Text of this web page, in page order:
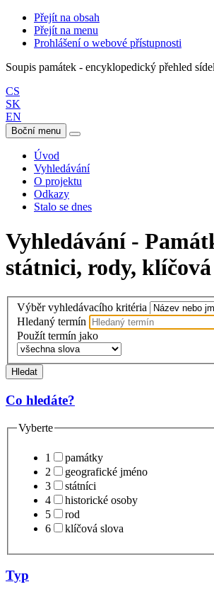
Přejít na obsah
Přejít na menu
Prohlášení o webové přístupnosti
Soupis památek - encyklopedický přehled sídel
CS
SK
EN
Boční menu
Úvod
Vyhledávání
O projektu
Odkazy
Stalo se dnes
Vyhledávání -
státnici, rody,
Výběr vyhledávacího kritéria
Hledaný termín
Použít termín jako
Hledat
Co hledáte?
Vyberte
1
památky
2
geografické jméno
3
státníci
4
historické osoby
5
rod
6
klíčová slova
Typ